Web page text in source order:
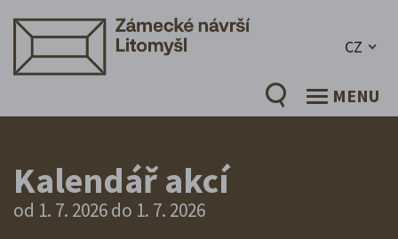
CZ
MENU
Kalendář akcí
od 1. 7. 2026 do 1. 7. 2026